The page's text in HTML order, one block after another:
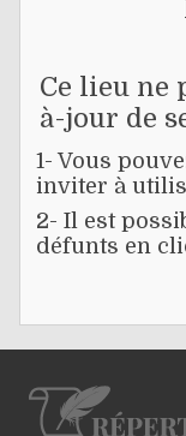
Ce lieu ne
à-jour de
1- Vous
inviter à
2- Il est
défunts en